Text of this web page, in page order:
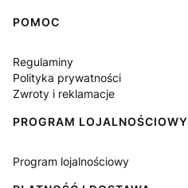
Linki w stopce
POMOC
Regulaminy
Polityka prywatności
Zwroty i reklamacje
PROGRAM LOJALNOŚCIOWY
Program lojalnościowy